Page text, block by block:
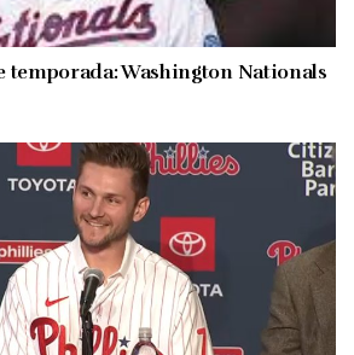
temporada: Washington Nationals